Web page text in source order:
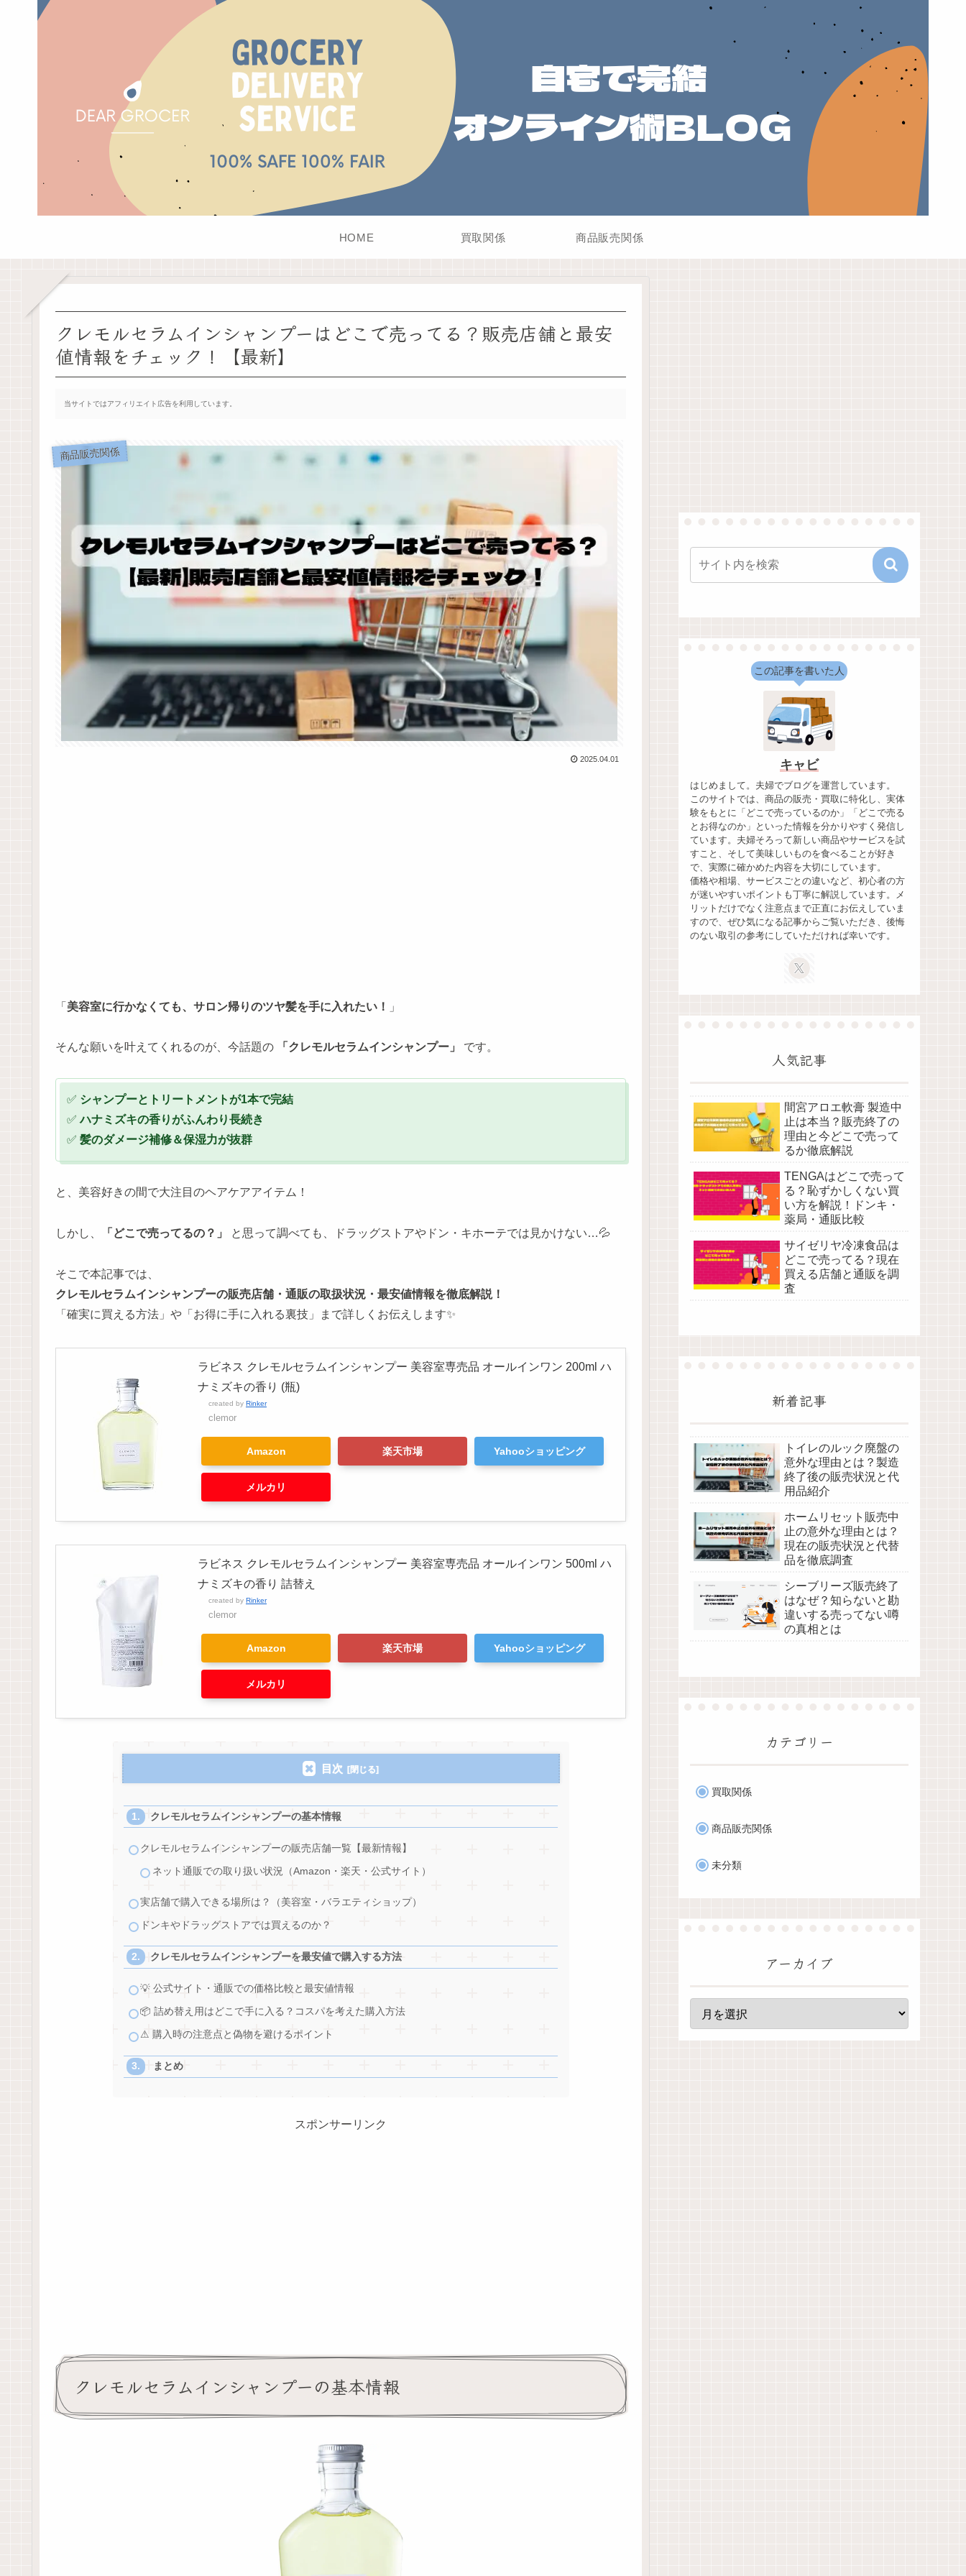
HOME 買取関係 商品販売関係
クレモルセラムインシャンプーはどこで売ってる？販売店舗と最安
値情報をチェック！【最新】
当サイトではアフィリエイト広告を利用しています。
商品販売関係
2025.04.01
「 美容室に行かなくても、サロン帰りのツヤ髪を手に入れたい！ 」
そんな願いを叶えてくれるのが、今話題の 「クレモルセラムインシャンプー」 です。
✅ シャンプーとトリートメントが1本で完結
✅ハナミズキの香りがふんわり長続き
✅ 髪のダメージ補修＆保湿力が抜群
と、美容好きの間で大注目のヘアケアアイテム！
しかし、 「どこで売ってるの？」 と思って調べても、ドラッグストアやドン・キホーテでは見かけない…💦
そこで本記事では、
クレモルセラムインシャンプーの販売店舗・通販の取扱状況・最安値情報を徹底解説！
「確実に買える方法」や「お得に手に入れる裏技」まで詳しくお伝えします✨
ラビネス クレモルセラムインシャンプー 美容室専売品 オールインワン 200ml ハ
ナミズキの香り (瓶)
created by Rinker
clemor
Amazon 楽天市場 Yahooショッピング
メルカリ
ラビネス クレモルセラムインシャンプー 美容室専売品 オールインワン 500ml ハ
ナミズキの香り 詰替え
created by Rinker
clemor
Amazon 楽天市場 Yahooショッピング
メルカリ
目次
クレモルセラムインシャンプーの基本情報
クレモルセラムインシャンプーの販売店舗一覧【最新情報】
ネット通販での取り扱い状況（Amazon・楽天・公式サイト）
実店舗で購入できる場所は？（美容室・バラエティショップ）
ドンキやドラッグストアでは買えるのか？
クレモルセラムインシャンプーを最安値で購入する方法
💡 公式サイト・通販での価格比較と最安値情報
📦 詰め替え用はどこで手に入る？コスパを考えた購入方法
⚠ 購入時の注意点と偽物を避けるポイント
まとめ
スポンサーリンク
クレモルセラムインシャンプーの基本情報
この記事を書いた人
キャビ
はじめまして。夫婦でブログを運営しています。
このサイトでは、商品の販売・買取に特化し、実体
験をもとに「どこで売っているのか」「どこで売る
とお得なのか」といった情報を分かりやすく発信し
ています。夫婦そろって新しい商品やサービスを試
すこと、そして美味しいものを食べることが好き
で、実際に確かめた内容を大切にしています。
価格や相場、サービスごとの違いなど、初心者の方
が迷いやすいポイントも丁寧に解説しています。メ
リットだけでなく注意点まで正直にお伝えしていま
すので、ぜひ気になる記事からご覧いただき、後悔
のない取引の参考にしていただければ幸いです。
人気記事
間宮アロエ軟膏 製造中
止は本当？販売終了の
理由と今どこで売って
るか徹底解説
TENGAはどこで売って
る？恥ずかしくない買
い方を解説！ドンキ・
薬局・通販比較
サイゼリヤ冷凍食品は
どこで売ってる？現在
買える店舗と通販を調
査
新着記事
トイレのルック廃盤の
意外な理由とは？製造
終了後の販売状況と代
用品紹介
ホームリセット販売中
止の意外な理由とは？
現在の販売状況と代替
品を徹底調査
シーブリーズ販売終了
はなぜ？知らないと勘
違いする売ってない噂
の真相とは
カテゴリー
買取関係
商品販売関係
未分類
アーカイブ